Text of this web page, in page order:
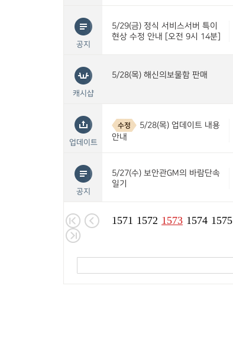
공지
5/29(금) 정식 서비스서버 특이
현상 수정 안내 [오전 9시 14분]
캐시샵
5/28(목) 해신의보물함 판매
업데이트
수정
5/28(목) 업데이트 내용
안내
공지
5/27(수) 보안관GM의 바람단속
일기
1571 1572 1573 1574 1575